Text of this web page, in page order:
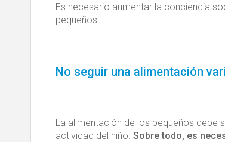
Es necesario aumentar la conciencia
pequeños.
No seguir una alimentación
La alimentación de los pequeños debe
actividad del niño. Sobre todo, es